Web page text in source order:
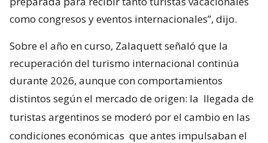
como congresos y eventos internacionales”, dijo.
Sobre el año en curso, Zalaquett señaló que la
recuperación del turismo internacional continúa
durante 2026, aunque con comportamientos
distintos según el mercado de origen: la llegada de
turistas argentinos se moderó por el cambio en las
condiciones económicas que antes impulsaban el